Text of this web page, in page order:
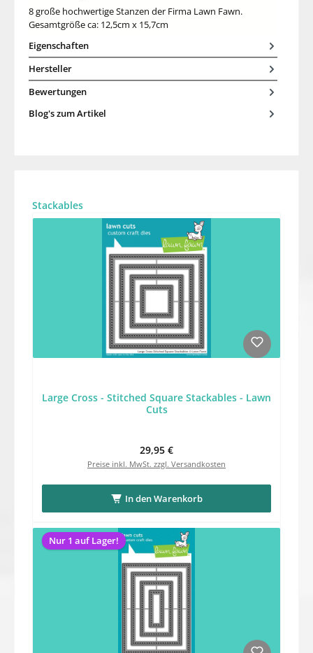
8 große hochwertige Stanzen der Firma Lawn Fawn.
Gesamtgröße ca: 12,5cm x 15,7cm
Eigenschaften
Hersteller
Bewertungen
Blog's zum Artikel
Produktgalerie überspringen
Stackables
Large Cross - Stitched Square Stackables - Lawn
Cuts
Regulärer Preis:
29,95 €
Preise inkl. MwSt. zzgl. Versandkosten
In den Warenkorb
Nur 1 auf Lager!